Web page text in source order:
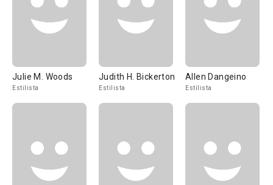
Julie M. Woods
Estilista
Judith H. Bickerton
Estilista
Allen Dangeino
Estilista